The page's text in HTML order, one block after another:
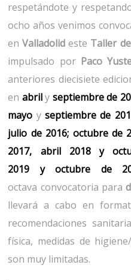
respetándote y
ocho años venimos
enValladolideste Taller
impulsado por Paco
anteriores diecisiete
en abrily septiembre de
mayo yseptiembre de
julio de 2016; octubre de
2017, abril 2018 y
2019 yoctubre de
octava convocatoria para
llevará a cabo en
recomendaciones
física, medidas de
son muy limitadas.